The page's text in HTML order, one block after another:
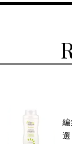
編
選